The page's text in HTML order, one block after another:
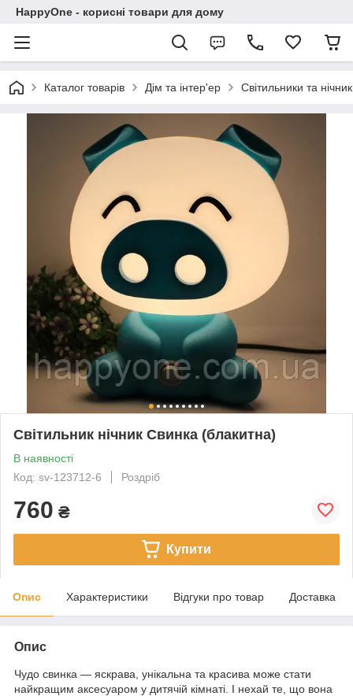
HappyOne - корисні товари для дому
Каталог товарів Дім та інтер'ер Світильники та
Світильник нічник Свинка (блакитна)
В наявності
Код: sv-123712-6
Роздріб
760 ₴
Купити
Опис Характеристики Відгуки про товар Доставка
Опис
Чудо свинка — яскрава, унікальна та красива може стати
найкращим аксесуаром у дитячій кімнаті. І нехай те, що вона